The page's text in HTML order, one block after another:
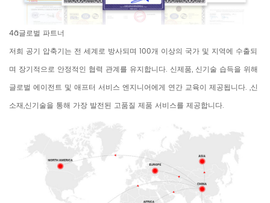
4ã글로벌 파트너
저희 공기 압축기는 전 세계로 방사되며 100개 이상의 국가 및 지역에 수출되
며 장기적으로 안정적인 협력 관계를 유지합니다. 신제품, 신기술 습득을 위해
글로벌 에이전트 및 애프터 서비스 엔지니어에게 연간 교육이 제공됩니다. ,신
소재,신기술을 통해 가장 발전된 고품질 제품 서비스를 제공합니다.